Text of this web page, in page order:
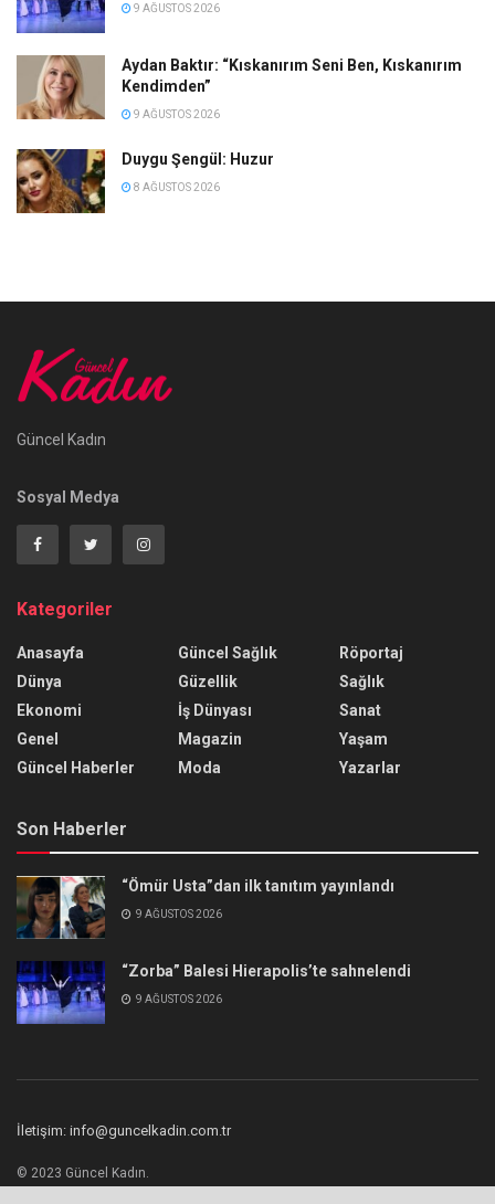
9 AĞUSTOS 2026
Aydan Baktır: “Kıskanırım Seni Ben, Kıskanırım
Kendimden”
9 AĞUSTOS 2026
Duygu Şengül: Huzur
8 AĞUSTOS 2026
Güncel Kadın
Sosyal Medya
Kategoriler
Anasayfa
Dünya
Ekonomi
Genel
Güncel Haberler
Güncel Sağlık
Güzellik
İş Dünyası
Magazin
Moda
Röportaj
Sağlık
Sanat
Yaşam
Yazarlar
Son Haberler
“Ömür Usta”dan ilk tanıtım yayınlandı
9 AĞUSTOS 2026
“Zorba” Balesi Hierapolis’te sahnelendi
9 AĞUSTOS 2026
İletişim: info@guncelkadin.com.tr
© 2023 Güncel Kadın.